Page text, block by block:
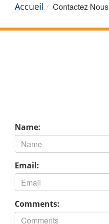
Accueil Contactez Nous
Name:
Email:
Comments: